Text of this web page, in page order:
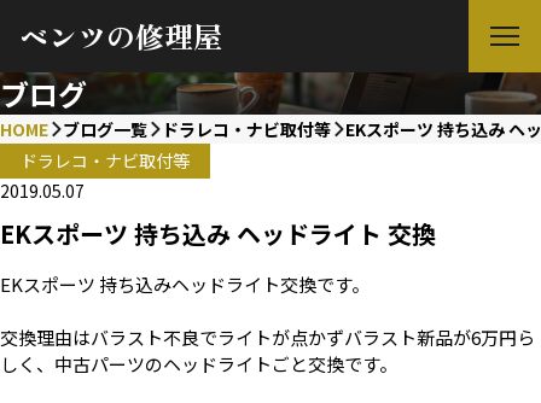
ベンツの修理屋
ブログ
HOME ブログ一覧 ドラレコ・ナビ取付等
EKスポーツ 持ち込み ヘ
ドラレコ・ナビ取付等
2019.05.07
EKスポーツ 持ち込み ヘッドライト 交換
EKスポーツ 持ち込みヘッドライト交換です。
交換理由はバラスト不良でライトが点かずバラスト新品が6万円ら
しく、中古パーツのヘッドライトごと交換です。